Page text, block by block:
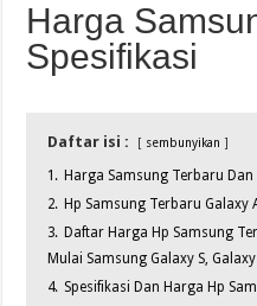
Harga
Spesifikasi
Daftar isi : sembunyikan
1. Harga Samsung Terbaru Dan
2. Hp Samsung Terbaru Galaxy
3. Daftar Harga Hp Samsung
Mulai Samsung Galaxy S,
4. Spesifikasi Dan Harga Hp